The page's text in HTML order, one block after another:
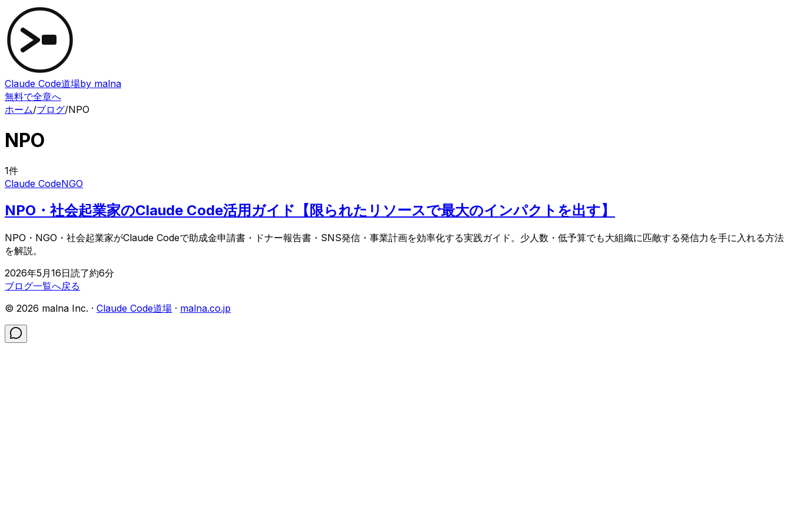
Claude Code道場by malna
無料で全章へ
ホーム/ブログ/NPO
NPO
1件
Claude CodeNGO
NPO・社会起業家のClaude Code活用ガイド【限られたリソースで最大のインパクトを出す】
NPO・NGO・社会起業家がClaude Codeで助成金申請書・ドナー報告書・SNS発信・事業計画を効率化する実践ガイド。少人数・低予算でも大組織に匹敵する発信力を手に入れる方法
を解説。
2026年5月16日読了約6分
ブログ一覧へ戻る
© 2026 malna Inc. · Claude Code道場 · malna.co.jp